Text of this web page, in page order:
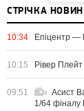
СТРІЧКА НОВИН
10:34 Епіцентр —
10:15 Рівер Плейт
09:51
Асист
1/64 фіналу